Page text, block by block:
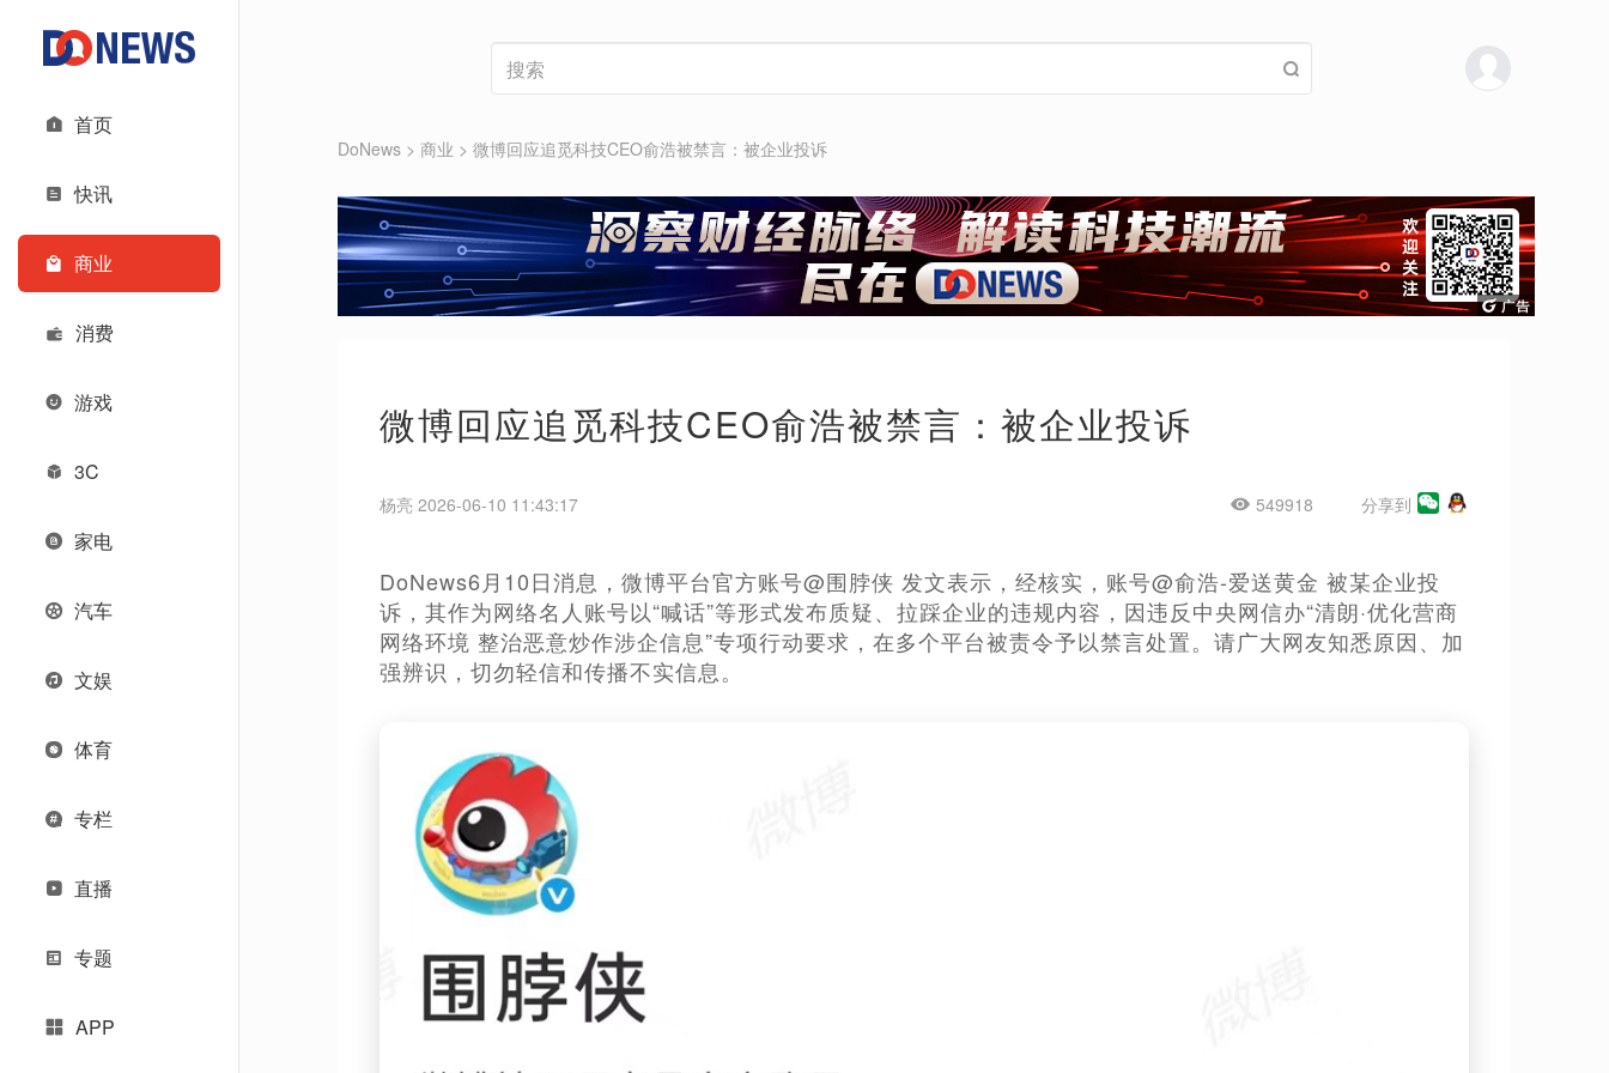
首页
快讯
商业
消费
游戏
3C
家电
汽车
文娱
体育
专栏
直播
专题
APP
DoNews > 商业 > 微博回应追觅科技CEO俞浩被禁言：被企业投诉
微博回应追觅科技CEO俞浩被禁言：被企业投诉
杨亮 2026-06-10 11:43:17 549918 分享到
DoNews6月10日消息，微博平台官方账号@围脖侠 发文表示，经核实，账号@俞浩-爱送黄金 被某企业投
诉，其作为网络名人账号以“喊话”等形式发布质疑、拉踩企业的违规内容，因违反中央网信办“清朗·优化营商
网络环境 整治恶意炒作涉企信息”专项行动要求，在多个平台被责令予以禁言处置。请广大网友知悉原因、加
强辨识，切勿轻信和传播不实信息。